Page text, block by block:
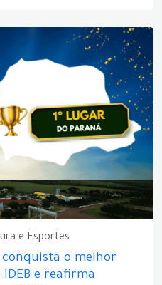
e Esportes
o melhor
e reafirma